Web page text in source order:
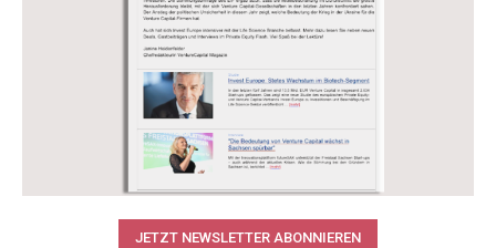
JETZT NEWSLETTER ABONNIEREN